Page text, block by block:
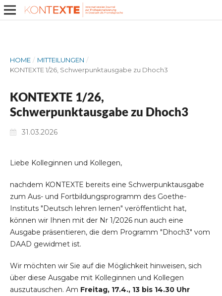
HOME / MITTEILUNGEN /
KONTEXTE 1/26, Schwerpunktausgabe zu Dhoch3
KONTEXTE 1/26,
Schwerpunktausgabe zu Dhoch3
31.03.2026
Liebe Kolleginnen und Kollegen,
nachdem KONTEXTE bereits eine Schwerpunktausgabe
zum Aus- und Fortbildungsprogramm des Goethe-
Instituts "Deutsch lehren lernen" veröffentlicht hat,
können wir Ihnen mit der Nr 1/2026 nun auch eine
Ausgabe präsentieren, die dem Programm "Dhoch3" vom
DAAD gewidmet ist.
Wir möchten wir Sie auf die Möglichkeit hinweisen, sich
über diese Ausgabe mit Kolleginnen und Kollegen
auszutauschen. Am Freitag, 17.4.,13 bis 14.30 Uhr